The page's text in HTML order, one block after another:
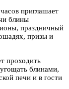
приглашает
блины
праздничный
призы и
проходить
блинами,
печи и в гости